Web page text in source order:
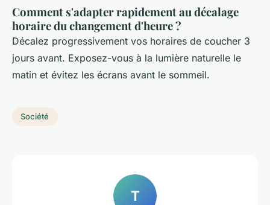
Comment s'adapter rapidement au décalage
horaire du changement d'heure ?
Décalez progressivement vos horaires de coucher 3
jours avant. Exposez-vous à la lumière naturelle le
matin et évitez les écrans avant le sommeil.
Société
T